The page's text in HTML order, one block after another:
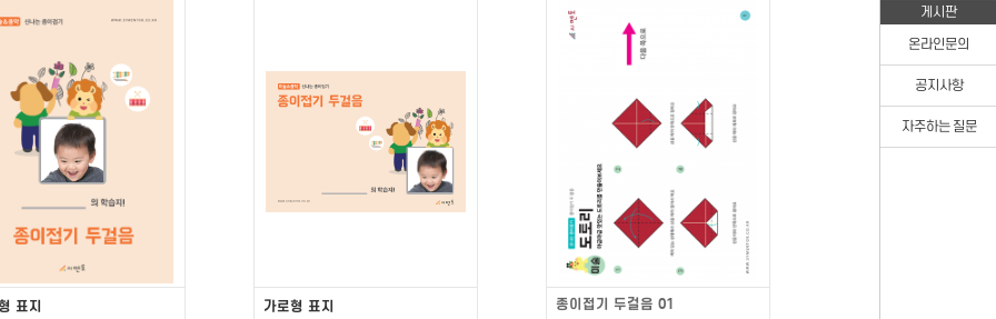
표지 가로형 표지 종이접기 두걸음 01
게시판
온라인문의
공지사항
자주하는 질문